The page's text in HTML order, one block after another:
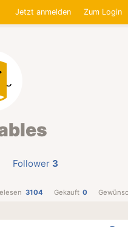
Jetzt anmelden Zum Login
Follower 3
3104 Gekauft 0